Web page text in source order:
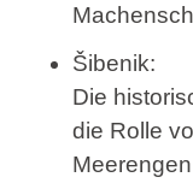
Šibenik:
Die
die Rolle